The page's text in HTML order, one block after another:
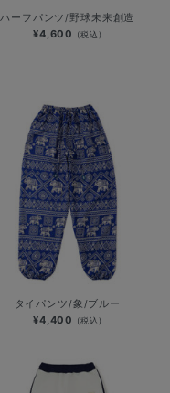
ハーフパンツ/野球未来創造
¥4,600 (税込)
タイパンツ/象/ブルー
¥4,400 (税込)